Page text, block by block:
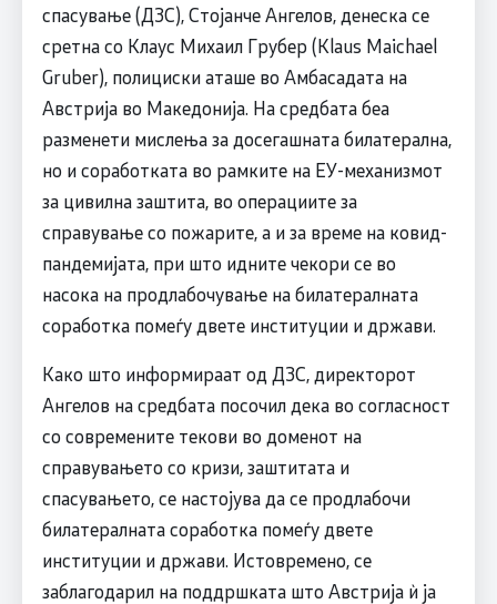
спасување (ДЗС), Стојанче Ангелов, денеска се
сретна со Клаус Михаил Грубер (Klaus Maichael
Gruber), полициски аташе во Амбасадата на
Австрија во Македонија. На средбата беа
разменети мислења за досегашната билатерална,
но и соработката во рамките на ЕУ-механизмот
за цивилна заштита, во операциите за
справување со пожарите, а и за време на ковид-
пандемијата, при што идните чекори се во
насока на продлабочување на билатералната
соработка помеѓу двете институции и држави.
Како што информираат од ДЗС, директорот
Ангелов на средбата посочил дека во согласност
со современите текови во доменот на
справувањето со кризи, заштитата и
спасувањето, се настојува да се продлабочи
билатералната соработка помеѓу двете
институции и држави. Истовремено, се
заблагодарил на поддршката што Австрија ѝ ја